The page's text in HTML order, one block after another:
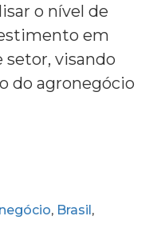
o nível de
em
visando
do agronegócio
, Brasil,